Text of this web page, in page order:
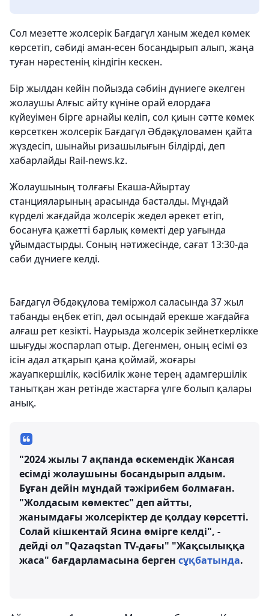
Сол мезетте жолсерік Бағдагүл ханым жедел көмек
көрсетіп, сәбиді аман-есен босандырып алып, жаңа
туған нәрестенің кіндігін кескен.
Бір жылдан кейін пойызда сәбиін дүниеге әкелген
жолаушы Алғыс айту күніне орай елордаға
күйеуімен бірге арнайы келіп, сол қиын сәтте көмек
көрсеткен жолсерік Бағдагүл Әбдәқұловамен қайта
жүздесіп, шынайы ризашылығын білдірді, деп
хабарлайды Rail-news.kz.
Жолаушының толғағы Екаша-Айыртау
станцияларының арасында басталды. Мұндай
күрделі жағдайда жолсерік жедел әрекет етіп,
босануға қажетті барлық көмекті дер уағында
ұйымдастырды. Соның нәтижесінде, сағат 13:30-да
сәби дүниеге келді.
Бағдагүл Әбдәқұлова теміржол саласында 37 жыл
табанды еңбек етіп, дәл осындай ерекше жағдайға
алғаш рет кезікті. Наурызда жолсерік зейнеткерлікке
шығуды жоспарлап отыр. Дегенмен, оның есімі өз
ісін адал атқарып қана қоймай, жоғары
жауапкершілік, кәсібилік және терең адамгершілік
танытқан жан ретінде жастарға үлге болып қалары
анық.
"2024 жылы 7 ақпанда өскемендік Жансая
есімді жолаушыны босандырып алдым.
Бұған дейін мұндай тәжірибем болмаған.
"Жолдасым көмектес" деп айтты,
жанымдағы жолсеріктер де қолдау көрсетті.
Солай кішкентай Ясина өмірге келді", -
дейді ол "Qazaqstan TV-дағы" "Жақсылыққа
жаса" бағдарламасына берген сұқбатында.